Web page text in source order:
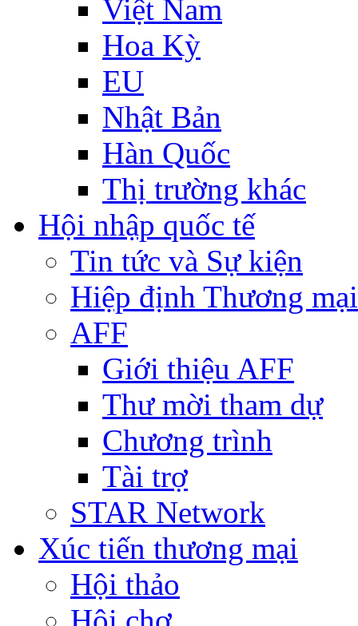
Việt Nam
Hoa Kỳ
EU
Nhật Bản
Hàn Quốc
Thị trường khác
Hội nhập quốc tế
Tin tức và Sự kiện
Hiệp định Thương
AFF
Giới thiệu AFF
Thư mời tham dự
Chương trình
Tài trợ
STAR Network
Xúc tiến thương mại
Hội thảo